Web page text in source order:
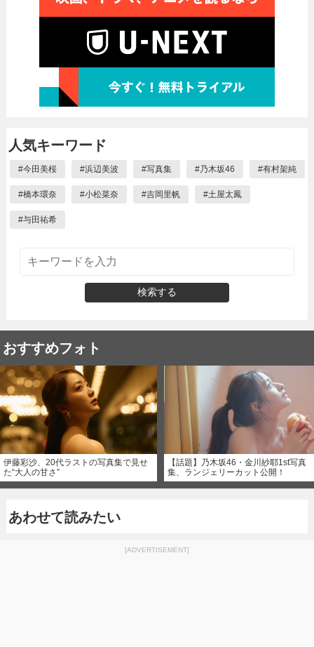
人気キーワード
#今田美桜 #浜辺美波 #写真集 #乃木坂46 #有村架純
#橋本環奈 #小松菜奈 #吉岡里帆 #土屋太鳳
#与田祐希
検索する
おすすめフォト
伊藤彩沙、20代ラストの写真集で見せ
た“大人の甘さ”
【話題】乃木坂46・金川紗耶1st写真
集、ランジェリーカット公開！
あわせて読みたい
[ADVERTISEMENT]